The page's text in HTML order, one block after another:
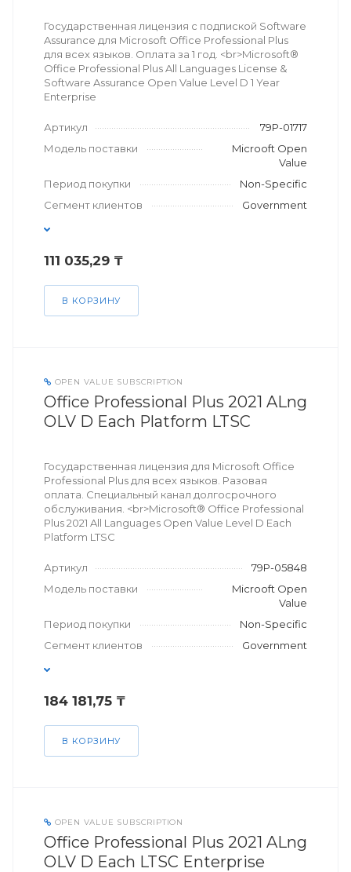
Государственная лицензия с подпиской Software
Assurance для Microsoft Office Professional Plus
для всех языков. Оплата за 1 год. <br>Microsoft®
Office Professional Plus All Languages License &
Software Assurance Open Value Level D 1 Year
Enterprise
Артикул
79P-01717
Модель поставки
Microoft Open
Value
Период покупки
Non-Specific
Сегмент клиентов
Government
111 035,29 ₸
В КОРЗИНУ
OPEN VALUE SUBSCRIPTION
Office Professional Plus 2021 ALng
OLV D Each Platform LTSC
Государственная лицензия для Microsoft Office
Professional Plus для всех языков. Разовая
оплата. Специальный канал долгосрочного
обслуживания. <br>Microsoft® Office Professional
Plus 2021 All Languages Open Value Level D Each
Platform LTSC
Артикул
79P-05848
Модель поставки
Microoft Open
Value
Период покупки
Non-Specific
Сегмент клиентов
Government
184 181,75 ₸
В КОРЗИНУ
OPEN VALUE SUBSCRIPTION
Office Professional Plus 2021 ALng
OLV D Each LTSC Enterprise